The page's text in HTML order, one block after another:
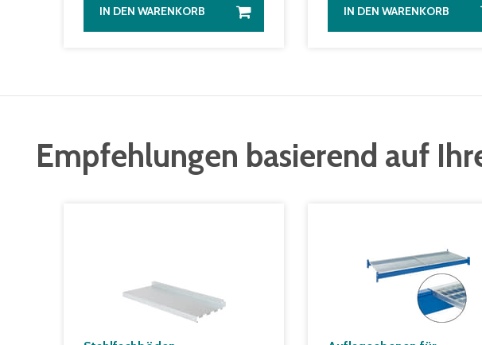
IN DEN WARENKORB IN DEN WARENKORB
Empfehlungen basierend auf